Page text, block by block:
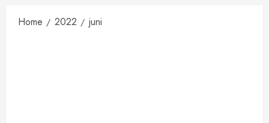
Home 2022 juni